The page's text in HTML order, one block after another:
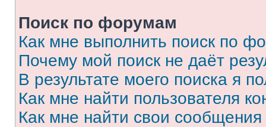
Поиск по форумам
Как мне выполнить поиск по
Почему мой поиск не даёт
В результате моего поиска я
Как мне найти пользователя
Как мне найти свои